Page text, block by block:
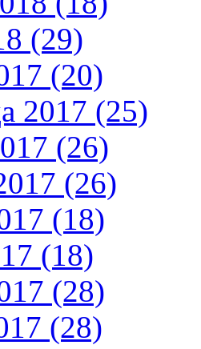
(29)
(20)
2017 (25)
(26)
(26)
(18)
(18)
(28)
(28)